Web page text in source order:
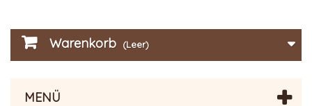
Warenkorb (Leer)
MENÜ